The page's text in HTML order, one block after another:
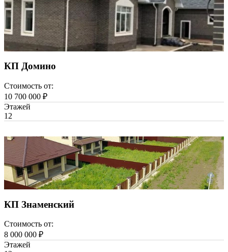
КП Домино
Стоимость от:
10 700 000 ₽
Этажей
1 2
КП Знаменский
Стоимость от:
8 000 000 ₽
Этажей